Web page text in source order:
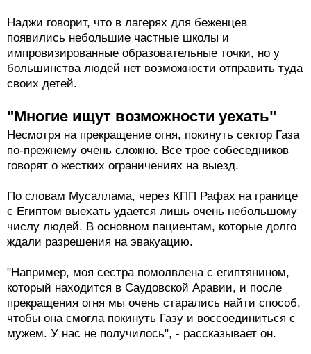
Наджи говорит, что в лагерях для беженцев
появились небольшие частные школы и
импровизированные образовательные точки, но у
большинства людей нет возможности отправить туда
своих детей.
"Многие ищут возможности уехать"
Несмотря на прекращение огня, покинуть сектор Газа
по-прежнему очень сложно. Все трое собеседников
говорят о жестких ограничениях на выезд.
По словам Мусаллама, через КПП Рафах на границе
с Египтом выехать удается лишь очень небольшому
числу людей. В основном пациентам, которые долго
ждали разрешения на эвакуацию.
"Например, моя сестра помолвлена с египтянином,
который находится в Саудовской Аравии, и после
прекращения огня мы очень старались найти способ,
чтобы она смогла покинуть Газу и воссоединиться с
мужем. У нас не получилось", - рассказывает он.